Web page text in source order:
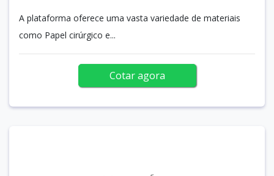
A plataforma oferece uma vasta variedade de materiais
como Papel cirúrgico e...
Cotar agora